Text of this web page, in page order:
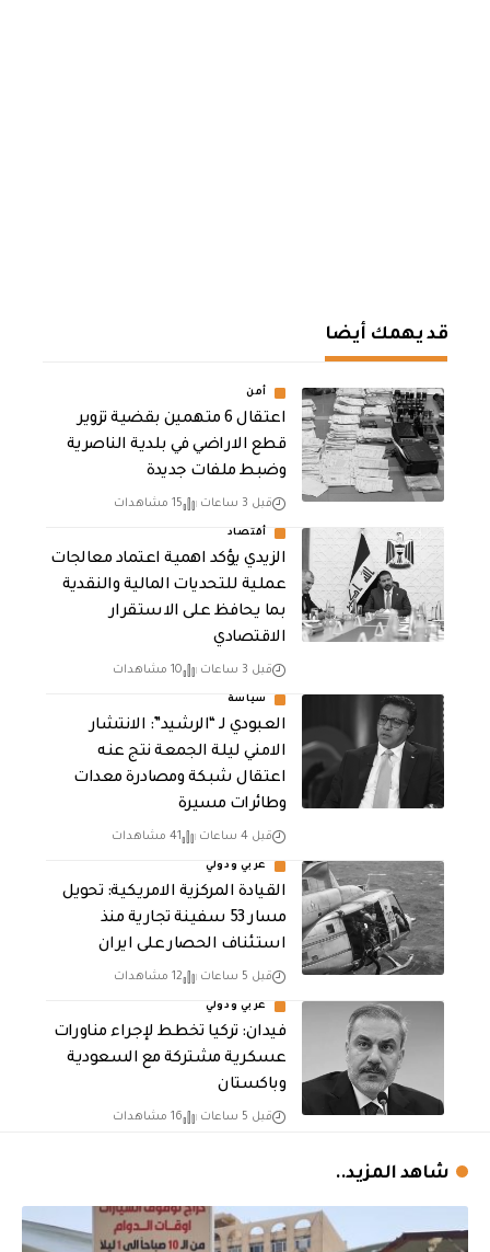
قد يهمك أيضا
أمن
اعتقال 6 متهمين بقضية تزوير
قطع الاراضي في بلدية الناصرية
وضبط ملفات جديدة
قبل 3 ساعات 15 مشاهدات
أقتصاد
الزيدي يؤكد اهمية اعتماد معالجات
عملية للتحديات المالية والنقدية
بما يحافظ على الاستقرار
الاقتصادي
قبل 3 ساعات 10 مشاهدات
سياسة
العبودي لـ “الرشيد”: الانتشار
الامني ليلة الجمعة نتج عنه
اعتقال شبكة ومصادرة معدات
وطائرات مسيرة
قبل 4 ساعات 41 مشاهدات
عربي ودولي
القيادة المركزية الامريكية: تحويل
مسار 53 سفينة تجارية منذ
استئناف الحصار على ايران
قبل 5 ساعات 12 مشاهدات
عربي ودولي
فيدان: تركيا تخطط لإجراء مناورات
عسكرية مشتركة مع السعودية
وباكستان
قبل 5 ساعات 16 مشاهدات
شاهد المزيد..